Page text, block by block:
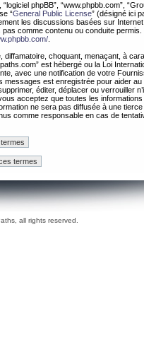
phpBB”, “www.phpbb.com”,
“General Public License” (désigné ici
les discussions basées sur
comme contenu ou conduite permis.
choquant, menaçant, à
est hébergé ou la Loi
avec une notification de votre
messages est enregistrée pour aider
éditer, déplacer ou verrouiller
acceptez que toutes les
ne sera pas diffusée à une
comme responsable en cas de
all rights reserved.